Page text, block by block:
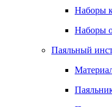
Наборы
Наборы
Паяльный